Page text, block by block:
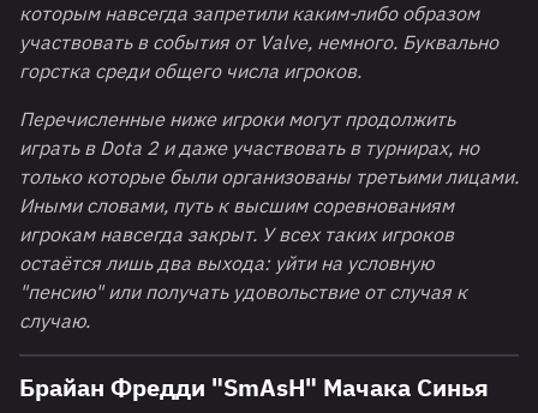
которым навсегда запретили каким-либо образом
участвовать в события от Valve, немного. Буквально
горстка среди общего числа игроков.
Перечисленные ниже игроки могут продолжить
играть в Dota 2 и даже участвовать в турнирах, но
только которые были организованы третьими лицами.
Иными словами, путь к высшим соревнованиям
игрокам навсегда закрыт. У всех таких игроков
остаётся лишь два выхода: уйти на условную
"пенсию" или получать удовольствие от случая к
случаю.
Брайан Фредди "SmAsH" Мачака Синья